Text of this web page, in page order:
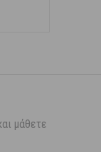
μάθετε